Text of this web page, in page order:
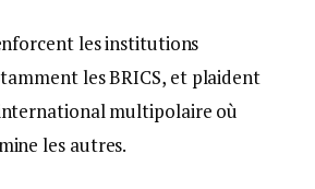
les institutions
les BRICS, et plaident
multipolaire où
les autres.